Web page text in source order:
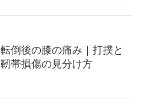
転倒後の膝の痛み｜打撲と
靭帯損傷の見分け方